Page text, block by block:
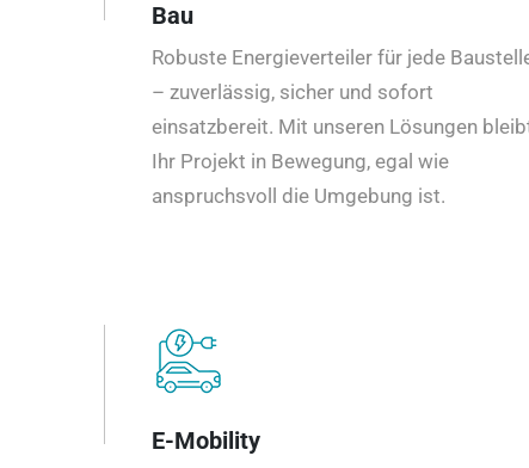
Bau
Robuste Energieverteiler für jede
– zuverlässig, sicher und sofort
einsatzbereit. Mit unseren Lösungen
Ihr Projekt in Bewegung, egal wie
anspruchsvoll die Umgebung ist.
E-Mobility